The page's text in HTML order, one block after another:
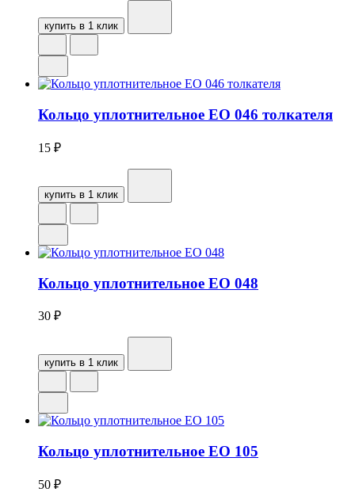
купить в 1 клик
Кольцо уплотнительное EO 046 толкателя
15 ₽
купить в 1 клик
Кольцо уплотнительное ЕО 048
30 ₽
купить в 1 клик
Кольцо уплотнительное EO 105
50 ₽